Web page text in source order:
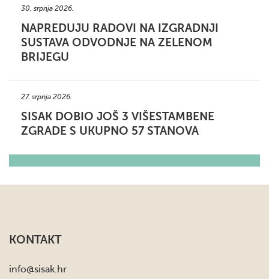
30. srpnja 2026.
NAPREDUJU RADOVI NA IZGRADNJI
SUSTAVA ODVODNJE NA ZELENOM
BRIJEGU
27. srpnja 2026.
SISAK DOBIO JOŠ 3 VIŠESTAMBENE
ZGRADE S UKUPNO 57 STANOVA
KONTAKT
info@sisak.hr